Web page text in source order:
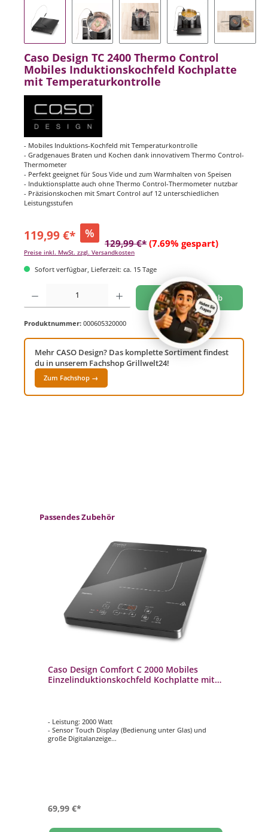
Caso Design TC 2400 Thermo Control
Mobiles Induktionskochfeld Kochplatte
mit Temperaturkontrolle
- Mobiles Induktions-Kochfeld mit Temperaturkontrolle
- Gradgenaues Braten und Kochen dank innovativem Thermo Control-
Thermometer
- Perfekt geeignet für Sous Vide und zum Warmhalten von Speisen
- Induktionsplatte auch ohne Thermo Control-Thermometer nutzbar
- Präzisionskochen mit Smart Control auf 12 unterschiedlichen
Leistungsstufen
119,99 €* %
129,99 €* (7.69% gespart)
Preise inkl. MwSt. zzgl. Versandkosten
Sofort verfügbar, Lieferzeit: ca. 15 Tage
Produkt Anzahl: Gib den gewünschten Wert ein oder benutze die Schaltflächen um
In den Warenkorb
Produktnummer: 000605320000
Mehr CASO Design? Das komplette Sortiment findest
du in unserem Fachshop Grillwelt24!
Zum Fachshop →
Produktgalerie überspringen
Passendes Zubehör
Caso Design Comfort C 2000 Mobiles
Einzelinduktionskochfeld Kochplatte mit
- Leistung: 2000 Watt
- Sensor Touch Display (Bedienung unter Glas) und
große Digitalanzeige
69,99 €*